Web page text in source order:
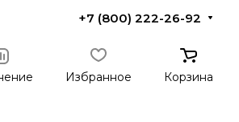
+7 (800) 222-26-92
Избранное Корзина